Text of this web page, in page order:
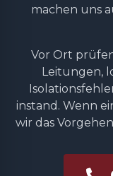
machen uns
Vor Ort
Leitungen,
instand. Wenn
wir das